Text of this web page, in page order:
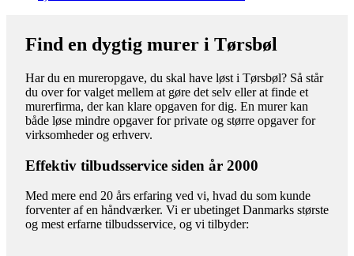
Find en dygtig murer i Tørsbøl
Har du en mureropgave, du skal have løst i Tørsbøl? Så står
du over for valget mellem at gøre det selv eller at finde et
murerfirma, der kan klare opgaven for dig. En murer kan
både løse mindre opgaver for private og større opgaver for
virksomheder og erhverv.
Effektiv tilbudsservice siden år 2000
Med mere end 20 års erfaring ved vi, hvad du som kunde
forventer af en håndværker. Vi er ubetinget Danmarks største
og mest erfarne tilbudsservice, og vi tilbyder: